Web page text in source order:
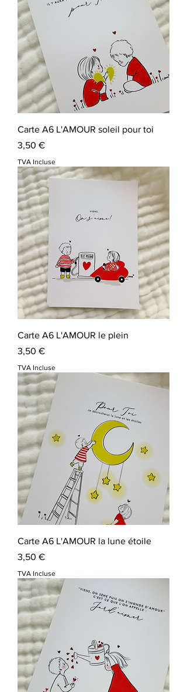
Carte A6 L'AMOUR soleil pour toi
Prix
3,50 €
TVA Incluse
Carte A6 L'AMOUR le plein
Prix
3,50 €
TVA Incluse
Carte A6 L'AMOUR la lune étoile
Prix
3,50 €
TVA Incluse